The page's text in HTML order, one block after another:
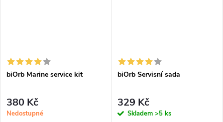
biOrb Marine service kit
380 Kč
Nedostupné
biOrb Servisní sada
329 Kč
Skladem >5 ks